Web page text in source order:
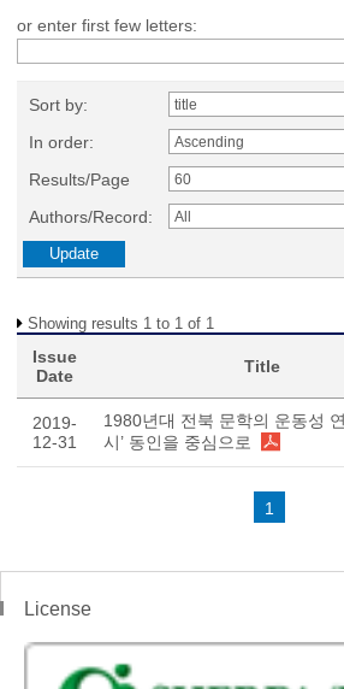
or enter first few letters:
Sort by:
In order:
Results/Page
Authors/Record:
Showing results 1 to 1 of 1
Issue
Date
Title
2019-
12-31
1980년대 전북 문학의 운동성
시’ 동인을 중심으로
1
License